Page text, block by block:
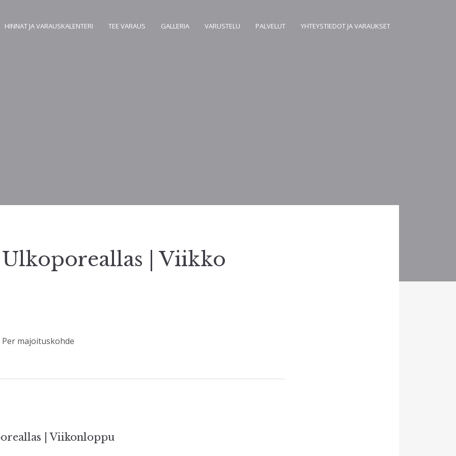
HINNAT JA VARAUSKALENTERI TEE VARAUS GALLERIA VARUSTELU PALVELUT YHTEYSTIEDOT JA VARAUKSET
Ulkoporeallas | Viikko
majoituskohde
| Viikonloppu